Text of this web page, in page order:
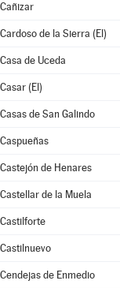
Cañizar
Cardoso de la Sierra (El)
Casa de Uceda
Casar (El)
Casas de San Galindo
Caspueñas
Castejón de Henares
Castellar de la Muela
Castilforte
Castilnuevo
Cendejas de Enmedio